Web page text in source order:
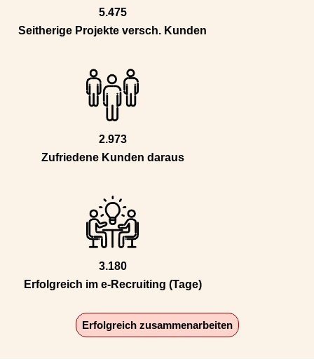
5.475
Seitherige Projekte versch. Kunden
2.973
Zufriedene Kunden daraus
3.180
Erfolgreich im e-Recruiting (Tage)
Erfolgreich zusammenarbeiten